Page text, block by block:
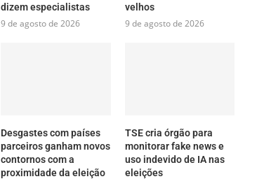
dizem especialistas
9 de agosto de 2026
velhos
9 de agosto de 2026
Desgastes com países
parceiros ganham novos
contornos com a
proximidade da eleição
TSE cria órgão para
monitorar fake news e
uso indevido de IA nas
eleições